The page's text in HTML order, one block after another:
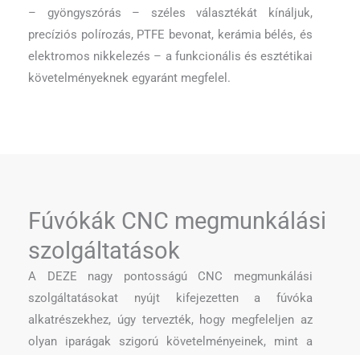
– gyöngyszórás – széles választékát kínáljuk,
precíziós polírozás, PTFE bevonat, kerámia bélés, és
elektromos nikkelezés – a funkcionális és esztétikai
követelményeknek egyaránt megfelel.
Fúvókák CNC megmunkálási
szolgáltatások
A DEZE nagy pontosságú CNC megmunkálási
szolgáltatásokat nyújt kifejezetten a fúvóka
alkatrészekhez, úgy tervezték, hogy megfeleljen az
olyan iparágak szigorú követelményeinek, mint a